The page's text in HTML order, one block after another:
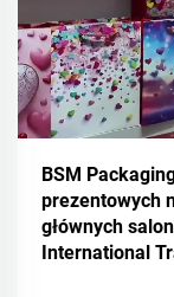
BSM
prezentowych
głównych
International